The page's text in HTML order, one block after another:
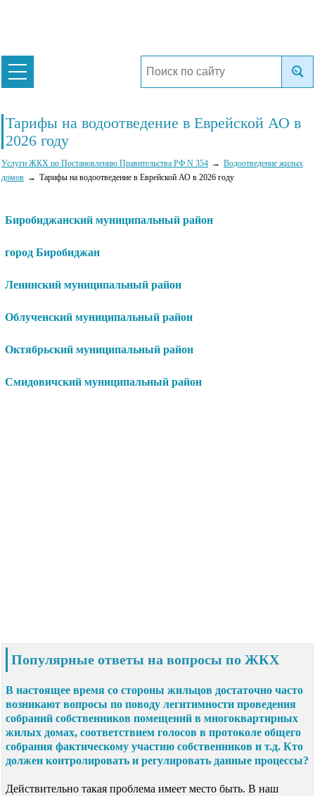
Тарифы на водоотведение в Еврейской АО в
2026 году
Услуги ЖКХ по Постановлению Правительства РФ N 354
Водоотведение жилых
домов
Тарифы на водоотведение в Еврейской АО в 2026 году
Биробиджанский муниципальный район
город Биробиджан
Ленинский муниципальный район
Облученский муниципальный район
Октябрьский муниципальный район
Смидовичский муниципальный район
Популярные ответы на вопросы по ЖКХ
В настоящее время со стороны жильцов достаточно часто
возникают вопросы по поводу легитимности проведения
собраний собственников помещений в многоквартирных
жилых домах, соответствием голосов в протоколе общего
собрания фактическому участию собственников и т.д. Кто
должен контролировать и регулировать данные процессы?
Действительно такая проблема имеет место быть. В наш